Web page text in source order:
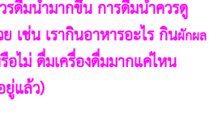
ดื่มน้ำมากขึ้น การดื่มน้ำควรดู
เช่น เรากินอาหารอะไร กินผักผล
ไม่ ดื่มเครื่องดื่มมากแค่ไหน
แล้ว)